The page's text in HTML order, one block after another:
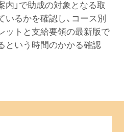
内」で助成の対象となる取
いるかを確認し、コース別
ットと支給要領の最新版で
という時間のかかる確認